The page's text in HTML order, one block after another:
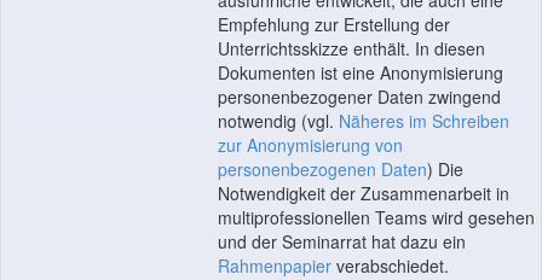
Empfehlung zur Erstellung der
Unterrichtsskizze enthält. In diesen
Dokumenten ist eine Anonymisierung
personenbezogener Daten zwingend
notwendig (vgl. Näheres im Schreiben
zur Anonymisierung von
personenbezogenen Daten) Die
Notwendigkeit der Zusammenarbeit in
multiprofessionellen Teams wird gesehen
und der Seminarrat hat dazu ein
Rahmenpapier verabschiedet.